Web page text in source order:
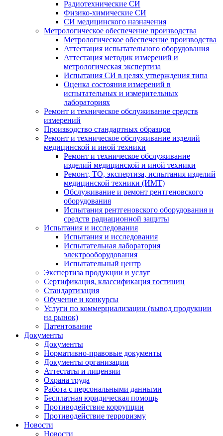
Радиотехнические СИ
Физико-химические СИ
СИ медицинского назначения
Метрологическое обеспечение производства
Метрологическое обеспечение производства
Аттестация испытательного оборудования
Аттестация методик измерений и
метрологическая экспертиза
Испытания СИ в целях утверждения типа
Оценка состояния измерений в
испытательных и измерительных
лабораториях
Ремонт и техническое обслуживание средств
измерений
Производство стандартных образцов
Ремонт и техническое обслуживание изделий
медицинской и иной техники
Ремонт и техническое обслуживание
изделий медицинской и иной техники
Ремонт, ТО, экспертиза, испытания изделий
медицинской техники (ИМТ)
Обслуживание и ремонт рентгеновского
оборудования
Испытания рентгеновского оборудования и
средств радиационной защиты
Испытания и исследования
Испытания и исследования
Испытательная лаборатория
электрооборудования
Испытательный центр
Экспертиза продукции и услуг
Сертификация, классификация гостиниц
Стандартизация
Обучение и конкурсы
Услуги по коммерциализации (вывод продукции
на рынок)
Патентование
Документы
Документы
Нормативно-правовые документы
Документы организации
Аттестаты и лицензии
Охрана труда
Работа с персональными данными
Бесплатная юридическая помощь
Противодействие коррупции
Противодействие терроризму
Новости
Новости